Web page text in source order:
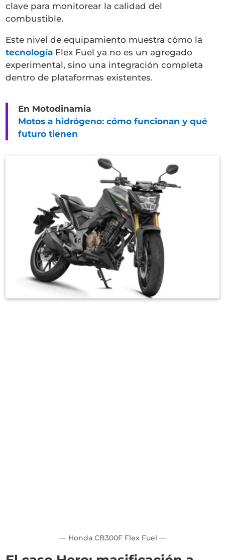
clave para monitorear la calidad del
combustible.
Este nivel de equipamiento muestra cómo la
tecnología Flex Fuel ya no es un agregado
experimental, sino una integración completa
dentro de plataformas existentes.
En Motodinamia
Motos a hidrógeno: cómo funcionan y qué
futuro tienen
Honda CB300F Flex Fuel